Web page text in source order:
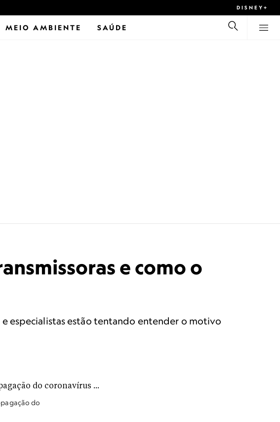
DISNEY+
MEIO AMBIENTE SAÚDE
e como o
especialistas estão tentando entender o motivo
do